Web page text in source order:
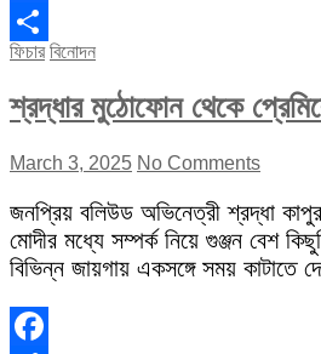
Facebook
Share
ফিচার বিনোদন
শ্রদ্ধার মুঠোফোন থেকে
March 3, 2025 No Comments
জনপ্রিয় বলিউড অভিনেত্রী শ্রদ্ধা
মোদীর মধ্যে সম্পর্ক নিয়ে গুঞ্জন বেশ
বিভিন্ন জায়গায় একসঙ্গে সময় কাটাতে